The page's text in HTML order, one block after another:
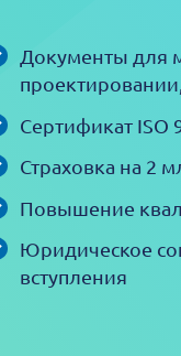
Документы для
Сертификат ISO
Страховка на 2
Повышение
Юридическое
вступления